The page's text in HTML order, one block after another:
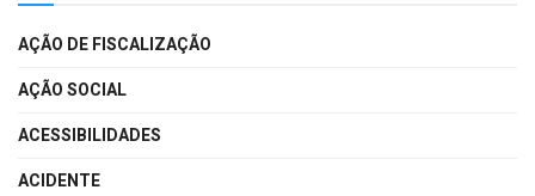
AÇÃO DE FISCALIZAÇÃO
AÇÃO SOCIAL
ACESSIBILIDADES
ACIDENTE